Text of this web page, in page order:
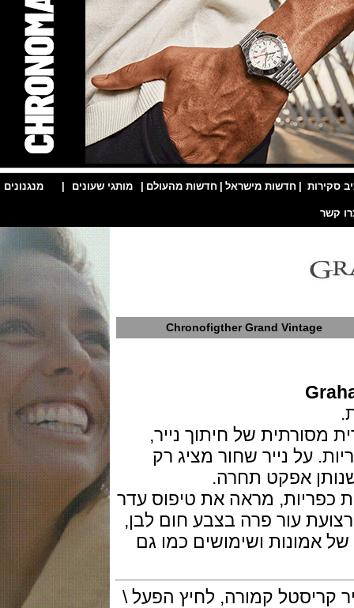
| חדשות מישראל | חדשות מהעולם | מותגי שעונים | מנגנונים |
Chronofigther Grand Vintage
של חיתוך נייר,
נייר שחור מציג רק
אפקט תחרה.
מראה את טיפוס עדר
עור פרה בצבע חום לבן,
ושימושים כמו גם
47 מ"מ,ספיר קריסטל קמורה, לחיץ הפעל \